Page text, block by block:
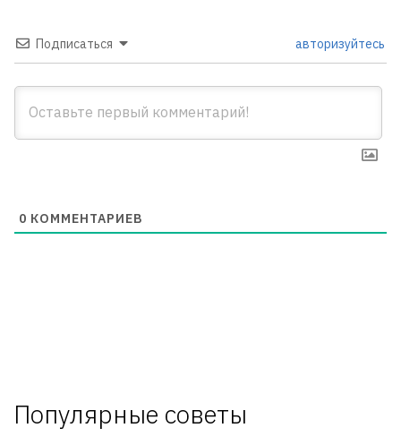
Подписаться авторизуйтесь
0 КОММЕНТАРИЕВ
Популярные советы